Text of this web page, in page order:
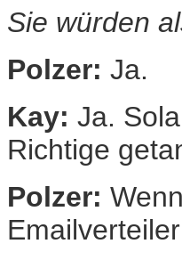
Sie würden
Polzer: Ja.
Kay: Ja.
Richtige
Polzer: